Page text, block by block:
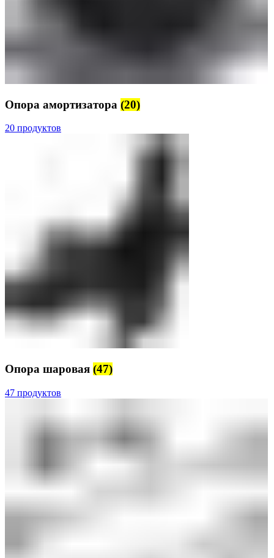
Опора амортизатора (20)
20 продуктов
Опора шаровая (47)
47 продуктов